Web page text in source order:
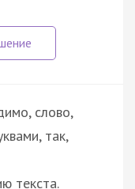
слово,
так,
текста.